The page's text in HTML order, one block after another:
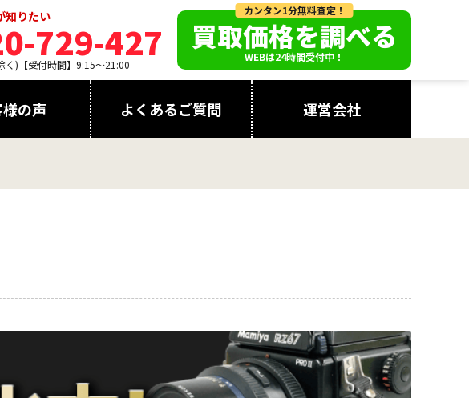
知りたい
729-427
く)【受付時間】9:15～21:00
カンタン1分無料査定！
買取価格を調べる
WEBは24時間受付中！
の声 よくあるご質問 運営会社